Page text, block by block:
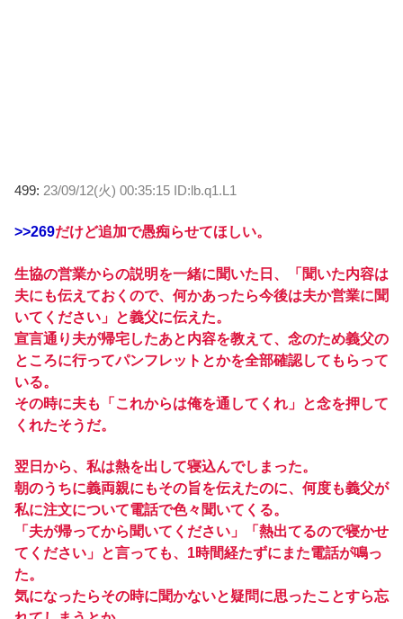
499: 23/09/12(火) 00:35:15 ID:lb.q1.L1
>>269だけど追加で愚痴らせてほしい。
生協の営業からの説明を一緒に聞いた日、「聞いた内容は
夫にも伝えておくので、何かあったら今後は夫か営業に聞
いてください」と義父に伝えた。
宣言通り夫が帰宅したあと内容を教えて、念のため義父の
ところに行ってパンフレットとかを全部確認してもらって
いる。
その時に夫も「これからは俺を通してくれ」と念を押して
くれたそうだ。
翌日から、私は熱を出して寝込んでしまった。
朝のうちに義両親にもその旨を伝えたのに、何度も義父が
私に注文について電話で色々聞いてくる。
「夫が帰ってから聞いてください」「熱出てるので寝かせ
てください」と言っても、1時間経たずにまた電話が鳴っ
た。
気になったらその時に聞かないと疑問に思ったことすら忘